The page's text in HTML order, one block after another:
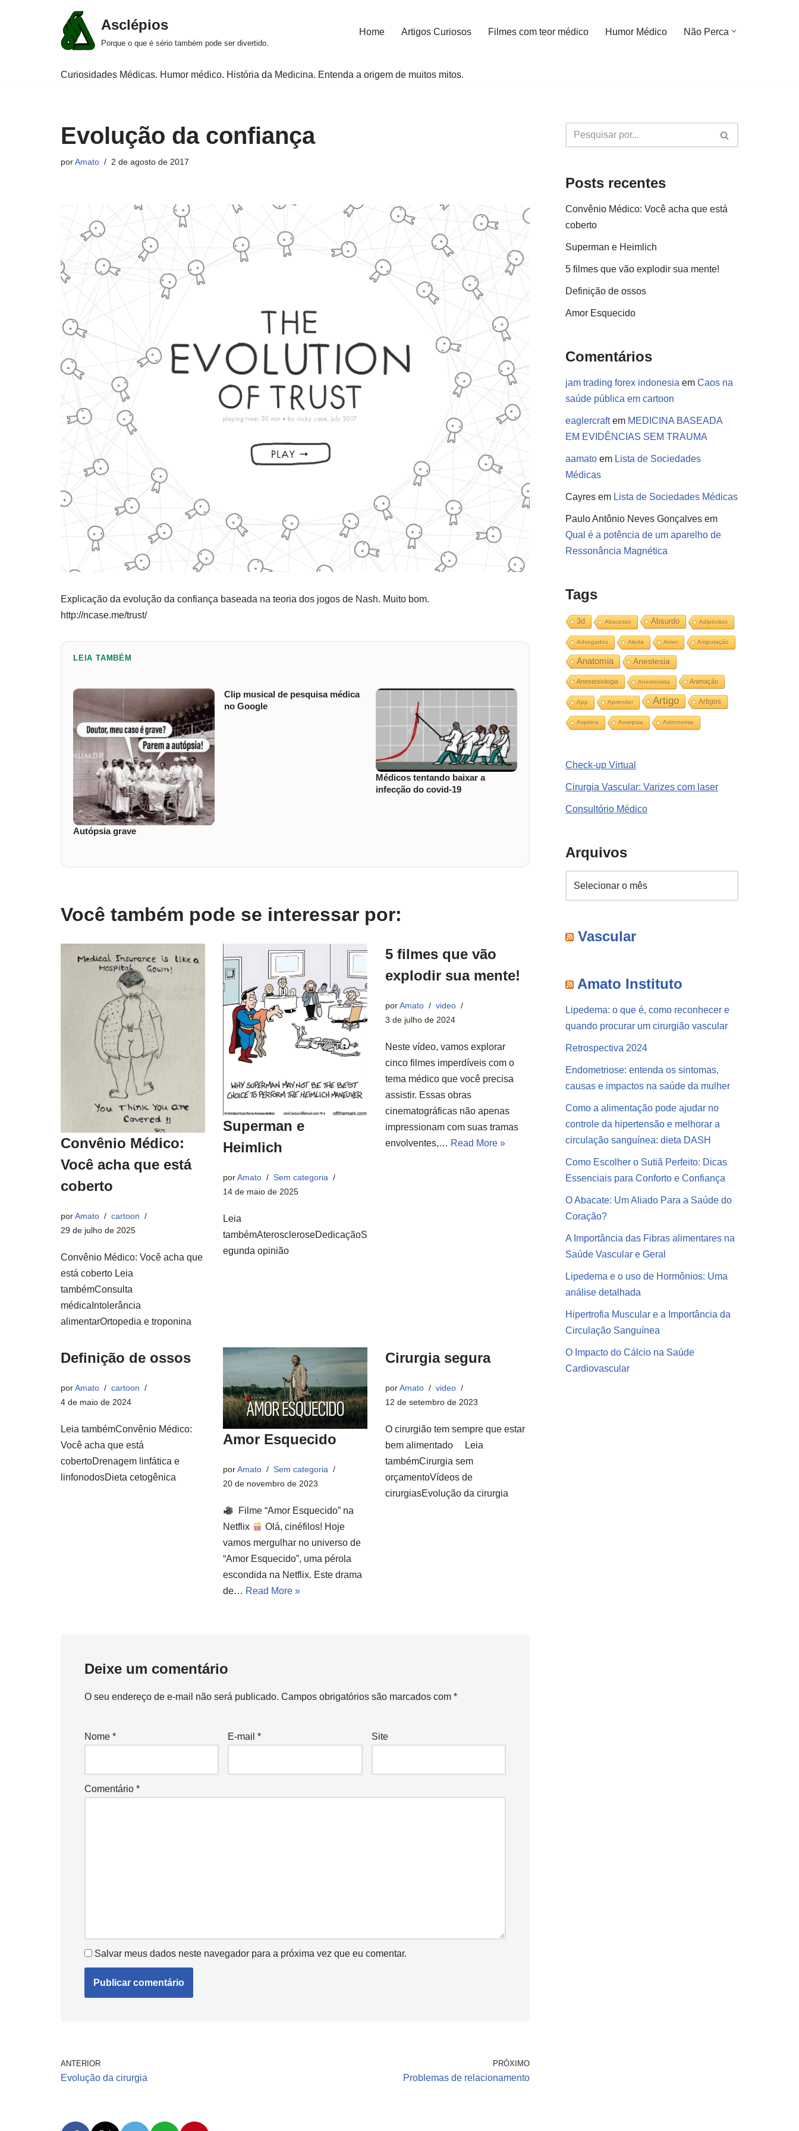
Asclépios
Porque o que é sério também pode ser divertido.
Home Artigos Curiosos Filmes com teor médico Humor Médico Não Perca
Curiosidades Médicas. Humor médico. História da Medicina. Entenda a origem de muitos mitos.
Evolução da confiança
porAmato 2 de agosto de 2017
Explicação da evolução da confiança baseada na teoria dos jogos de Nash. Muito bom.
http://ncase.me/trust/
LEIA TAMBÉM
Autópsia grave
Clip musical de pesquisa médica
no Google
Médicos tentando baixar a
infecção do covid-19
Você também pode se interessar por:
Convênio Médico:
Você acha que está
coberto
porAmato
cartoon
29 de julho de 2025
Convênio Médico: Você acha que
está coberto Leia
tambémConsulta
médicaIntolerância
alimentarOrtopedia e troponina
Superman e
Heimlich
porAmato
Sem categoria
14 de maio de 2025
Leia
tambémAteroscleroseDedicaçãoS
egunda opinião
5 filmes que vão
explodir sua mente!
porAmato
video
3 de julho de 2024
Neste vídeo, vamos explorar
cinco filmes imperdíveis com o
tema médico que você precisa
assistir. Essas obras
cinematográficas não apenas
impressionam com suas tramas
envolventes,… Read More »
Definição de ossos
porAmato
cartoon
4 de maio de 2024
Leia tambémConvênio Médico:
Você acha que está
cobertoDrenagem linfática e
linfonodosDieta cetogênica
Amor Esquecido
porAmato
Sem categoria
20 de novembro de 2023
Filme “Amor Esquecido” na
Netflix
Olá, cinéfilos! Hoje
vamos mergulhar no universo de
“Amor Esquecido”, uma pérola
escondida na Netflix. Este drama
de… Read More »
Cirurgia segura
porAmato
video
12 de setembro de 2023
O cirurgião tem sempre que estar
bem alimentado Leia
tambémCirurgia sem
orçamentoVídeos de
cirurgiasEvolução da cirurgia
Deixe um comentário
O seu endereço de e-mail não será publicado. Campos obrigatórios são marcados com *
Nome * E-mail* Site
Comentário *
Salvar meus dados neste navegador para a próxima vez que eu comentar.
ANTERIOR
Evolução da cirurgia
PRÓXIMO
Problemas de relacionamento
Posts recentes
Convênio Médico: Você acha que está
coberto
Superman e Heimlich
5 filmes que vão explodir sua mente!
Definição de ossos
Amor Esquecido
Comentários
jam trading forex indonesia em Caos na
saúde pública em cartoon
eaglercraftem MEDICINA BASEADA
EM EVIDÊNCIAS SEM TRAUMA
aamato em Lista de Sociedades
Médicas
Cayres em Lista de Sociedades Médicas
Paulo Antônio Neves Gonçalves em
Qual é a potência de um aparelho de
Ressonância Magnética
Tags
3d Abscesso Absurdo Adipócitos
Advogados Alerta Amor Amputação
Anatomia Anestesia
Anestesiologia Anestesista Animação
App Aprender Artigo Artigos
Aspirina Assepsia Astronomia
Check-up Virtual
Cirurgia Vascular: Varizes com laser
Consultório Médico
Arquivos
Vascular
Amato Instituto
Lipedema: o que é, como reconhecer e
quando procurar um cirurgião vascular
Retrospectiva 2024
Endometriose: entenda os sintomas,
causas e impactos na saúde da mulher
Como a alimentação pode ajudar no
controle da hipertensão e melhorar a
circulação sanguínea: dieta DASH
Como Escolher o Sutiã Perfeito: Dicas
Essenciais para Conforto e Confiança
O Abacate: Um Aliado Para a Saúde do
Coração?
A Importância das Fibras alimentares na
Saúde Vascular e Geral
Lipedema e o uso de Hormônios: Uma
análise detalhada
Hipertrofia Muscular e a Importância da
Circulação Sanguínea
O Impacto do Cálcio na Saúde
Cardiovascular